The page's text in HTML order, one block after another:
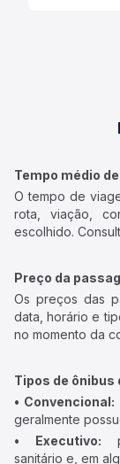
Tempo médio
O tempo de
rota, viação,
escolhido.
Preço da
Os preços das
data, horário e
no momento da
Tipos de ônibus
• Convencional:
geralmente
• Executivo:
sanitário e, em